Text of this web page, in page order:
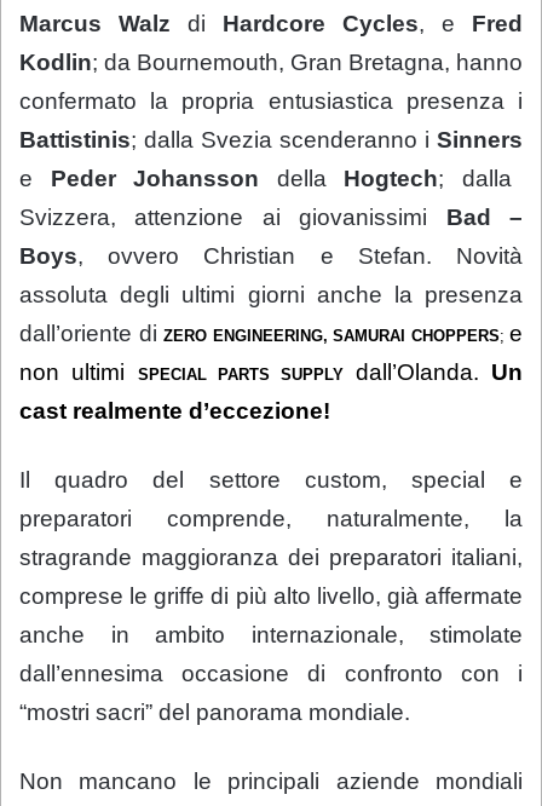
Marcus Walz
di Hardcore Cycles, e Fred
Kodlin; da Bournemouth, Gran Bretagna, hanno
confermato la propria entusiastica presenza i
Battistinis; dalla Svezia scenderanno i Sinners
e Peder Johansson della Hogtech; dalla
Svizzera, attenzione ai giovanissimi Bad –
Boys, ovvero Christian e Stefan. Novità
assoluta degli ultimi giorni anche la presenza
dall’oriente di ZERO ENGINEERING, SAMURAI CHOPPERS; e
non ultimi
SPECIAL PARTS SUPPLY dall’Olanda. Un
cast realmente d’eccezione!
Il quadro del settore custom, special e
preparatori comprende, naturalmente, la
stragrande maggioranza dei preparatori italiani,
comprese le griffe di più alto livello, già affermate
anche in ambito internazionale, stimolate
dall’ennesima occasione di confronto con i
“mostri sacri” del panorama mondiale.
Non mancano le principali aziende mondiali